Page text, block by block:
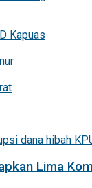
Kapuas
Lima